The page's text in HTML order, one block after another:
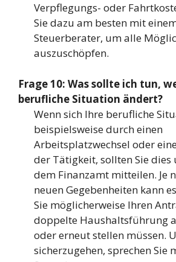
Verpflegungs- oder
Sie dazu am besten mit
Steuerberater, um alle
auszuschöpfen.
Frage 10: Was sollte ich tun,
berufliche Situation ändert?
Wenn sich Ihre berufliche
beispielsweise durch einen
Arbeitsplatzwechsel oder
der Tätigkeit, sollten Sie dies
dem Finanzamt mitteilen. Je
neuen Gegebenheiten kann
Sie möglicherweise Ihren
doppelte Haushaltsführung
oder erneut stellen müssen.
sicherzugehen, sprechen Sie